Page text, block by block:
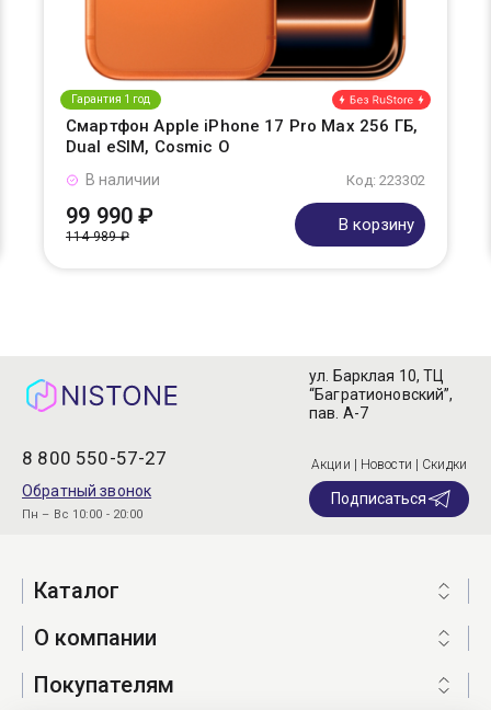
Гарантия 1 год
Смартфон Apple iPhone 17 Pro Max 256 ГБ,
Dual eSIM, Cosmic O
Код: 223302
В наличии
99 990 ₽
114 989 ₽
В корзину
8 800 550-57-27
Обратный звонок
Пн – Вс 10:00 - 20:00
ул. Барклая 10, ТЦ
“Багратионовский”,
пав. А-7
Акции | Новости | Скидки
Подписаться
Каталог
О компании
Покупателям